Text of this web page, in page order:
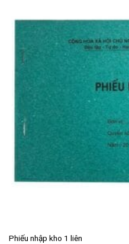
Phiếu nhập kho 1 liên